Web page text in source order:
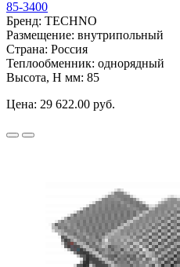
85-3400
Бренд: TECHNO
Размещение: внутрипольный
Страна: Россия
Теплообменник: однорядный
Высота, H мм: 85
Цена: 29 622.00 руб.